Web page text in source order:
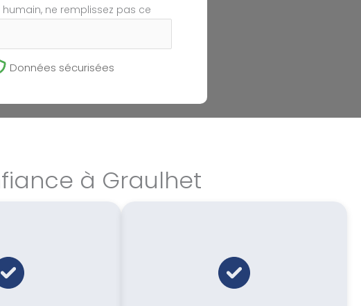
humain, ne remplissez pas ce
Données sécurisées
à Graulhet